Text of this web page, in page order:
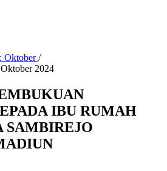
Oktober/
2024
IBU RUMAH
SAMBIREJO